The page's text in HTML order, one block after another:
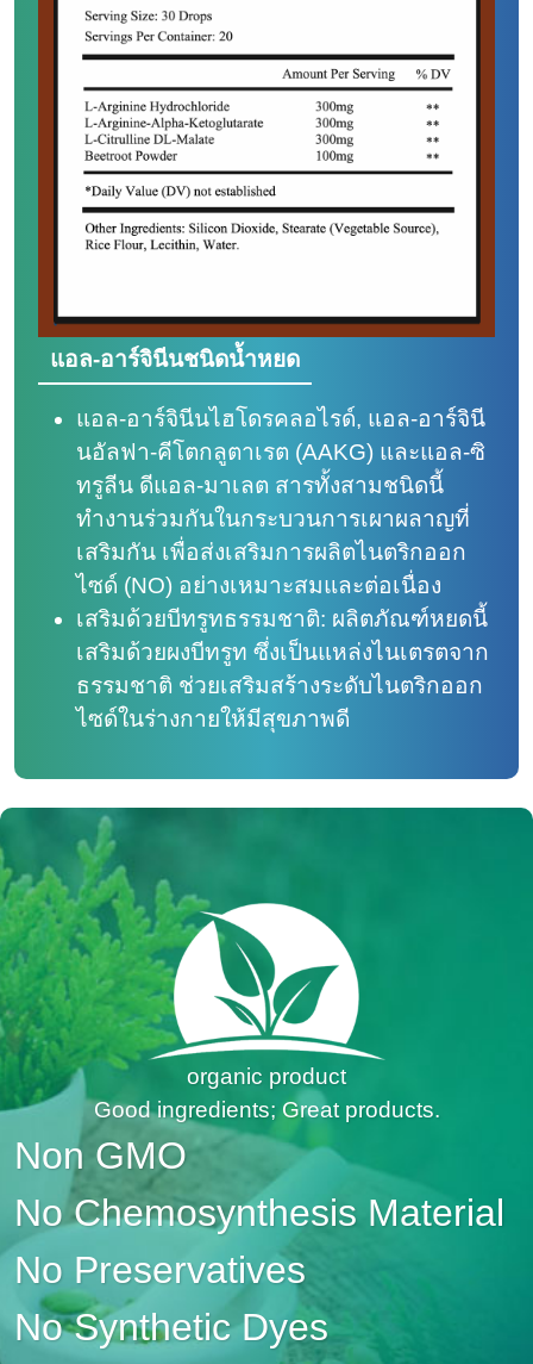
แอล-อาร์จินีนชนิดน้ำหยด
แอล-อาร์จินีนไฮโดรคลอไรด์, แอล-อาร์จินี
นอัลฟา-คีโตกลูตาเรต (AAKG) และแอล-ซิ
ทรูลีน ดีแอล-มาเลต สารทั้งสามชนิดนี้
ทำงานร่วมกันในกระบวนการเผาผลาญที่
เสริมกัน เพื่อส่งเสริมการผลิตไนตริกออก
ไซด์ (NO) อย่างเหมาะสมและต่อเนื่อง
เสริมด้วยบีทรูทธรรมชาติ: ผลิตภัณฑ์หยดนี้
เสริมด้วยผงบีทรูท ซึ่งเป็นแหล่งไนเตรตจาก
ธรรมชาติ ช่วยเสริมสร้างระดับไนตริกออก
ไซด์ในร่างกายให้มีสุขภาพดี
organic product
Good ingredients; Great products.
Non GMO
No Chemosynthesis Material
No Preservatives
No Synthetic Dyes